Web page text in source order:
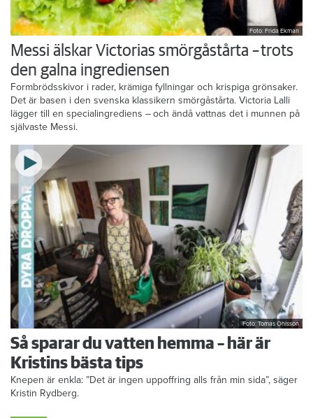
Foto: Frida Ekman
Messi älskar Victorias smörgåstårta – trots
den galna ingrediensen
Formbrödsskivor i rader, krämiga fyllningar och krispiga grönsaker.
Det är basen i den svenska klassikern smörgåstårta. Victoria Lalli
lägger till en specialingrediens – och ändå vattnas det i munnen på
självaste Messi.
Foto: Tomas Ohlsson
Så sparar du vatten hemma – här är
Kristins bästa tips
Knepen är enkla: ”Det är ingen uppoffring alls från min sida”, säger
Kristin Rydberg.